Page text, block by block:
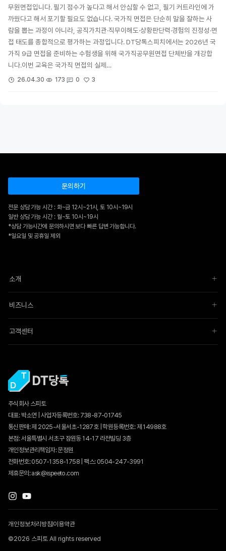
무원면접입니다. 필기 점수가 높다고 해서 안심할 수 없고, 필기 커트라인에 가
까웠다고 해서 포기할 필요도 없습니다. 국가직 면접은 단순히 말을 잘하는 사
람을 뽑는 과정이 아니라, 공직가치관·직무이해도·상황판단력·경험의 진정성·면
접 태도를 종합적으로 평가하는 과정입니다. DT당톡스피치에서는 2026년 국
가직 9급 면접을 준비하는 수험생을 위해 국가직공무원면접 단체반을 개강합
니다.이번 교육은 국가직 면접의 실제…
26.04.30 173 0 3
문의하기
전문 상담 가능 시간 : 화~금 12시~21시, 토 10시~19시
일반 상담 가능 시간 : 월~토 10시~19시
*상담 가능시간에 문의하시면 보다 빠른 답변 가능합니다.
*일요일 및 공휴일 제외
소개
비즈니스
고객센터
주식회사 스피토
대표: 박소연 | 사업자등록번호: 738-87-01745
통신판매:제 2025-서울서초-1287호| 학원등록번호: 제 14988호
본점: 서울특별시 서초구 잠원동 14-17 라전빌딩 3층
개인정보관리책임자: 문정원
전화번호: 0507-1358-1758 | 팩스: 0504-247-3991
제휴문의: ask@ispeeto.com
©2026 스피토 All rights reserved
개인정보처리방침 이용약관